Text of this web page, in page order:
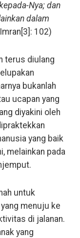
Nya; dan
dalam
102)
terus diulang
bukanlah
ucapan yang
diyakini oleh
yang baik
melainkan pada
untuk
menuju ke
di jalanan.
yang